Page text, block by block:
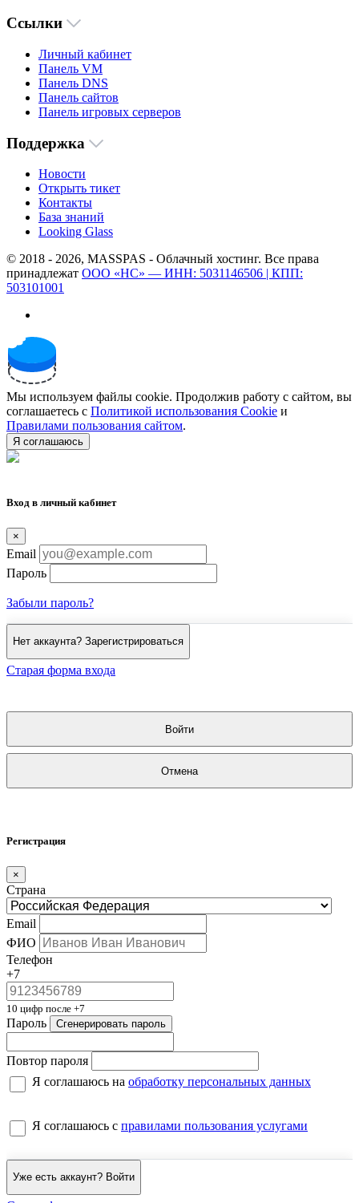
Ссылки
Личный кабинет
Панель VM
Панель DNS
Панель сайтов
Панель игровых серверов
Поддержка
Новости
Открыть тикет
Контакты
База знаний
Looking Glass
© 2018 - 2026, MASSPAS - Облачный хостинг. Все права
принадлежат ООО «НС» — ИНН: 5031146506 | КПП:
503101001
Мы используем файлы cookie. Продолжив работу с сайтом, вы
соглашаетесь с Политикой использования Cookie и
Правилами пользования сайтом.
Я соглашаюсь
Вход в личный кабинет
×
Email
Пароль
Забыли пароль?
Нет аккаунта? Зарегистрироваться
Старая форма входа
Отмена
Войти
Регистрация
×
Страна
Email
ФИО
Телефон
+7
10 цифр после +7
Пароль Сгенерировать пароль
Повтор пароля
Я соглашаюсь на обработку персональных данных
Я соглашаюсь с правилами пользования услугами
Уже есть аккаунт? Войти